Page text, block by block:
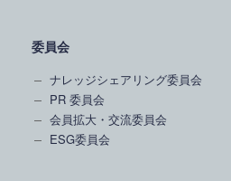
委員会
ナレッジシェアリング委員会
PR 委員会
会員拡大・交流委員会
ESG委員会